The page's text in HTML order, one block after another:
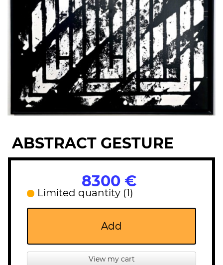
ABSTRACT GESTURE
8300 €
Limited quantity (1)
Add
View my cart